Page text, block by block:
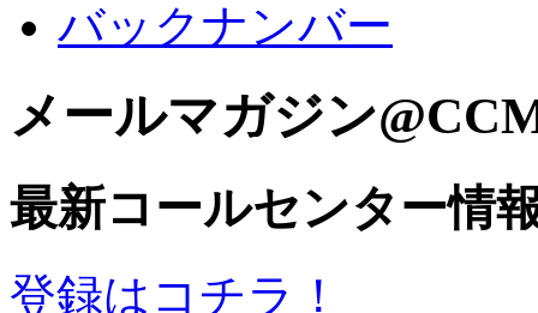
バックナンバー
メールマガジン
最新コールセンター情
登録はコチラ！